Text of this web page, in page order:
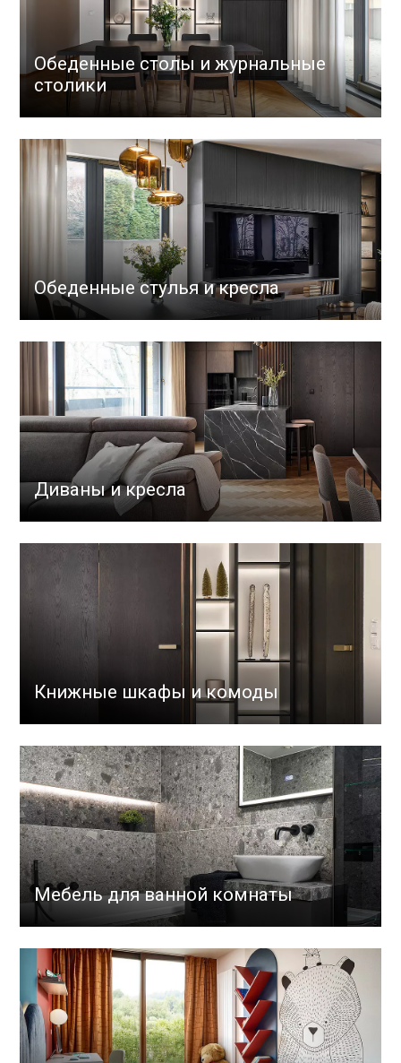
Обеденные столы и журнальные
столики
Обеденные стулья и кресла
Диваны и кресла
Книжные шкафы и комоды
Мебель для ванной комнаты